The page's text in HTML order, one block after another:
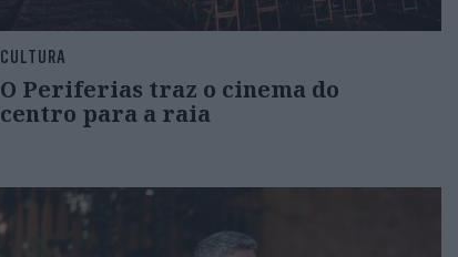
CULTURA
O Periferias traz o cinema do
centro para a raia